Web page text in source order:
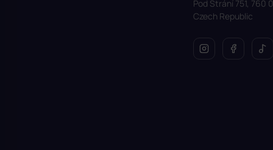
Pod Strání 751, 760
Czech Republic